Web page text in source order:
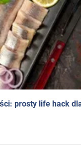
prosty life hack